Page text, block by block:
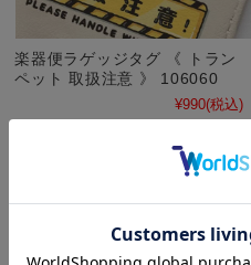
楽器便ラゲッジタグ 《 トラン
ペット 取扱注意 》 106060
¥990(税込)